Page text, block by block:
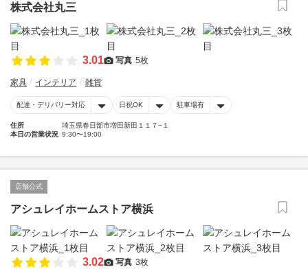
株式会社丸三
3.01 写真 5枚
家具 インテリア 雑貨
配達・デリバリー対応 日祝OK 駐車場有
住所
埼玉県春日部市増田新田１１７−１
本日の営業状況 9:30〜19:00
店舗公式
アシュレイホームストア横浜
3.02 写真 3枚